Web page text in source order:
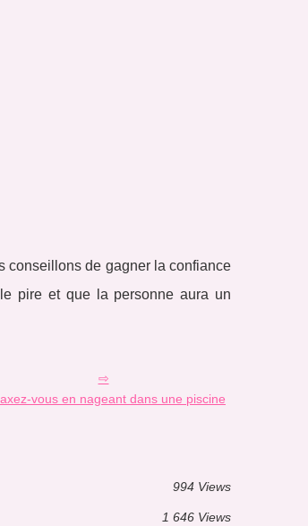
conseillons de gagner la confiance
pire et que la personne aura un
vous en nageant dans une piscine
994 Views
1 646 Views